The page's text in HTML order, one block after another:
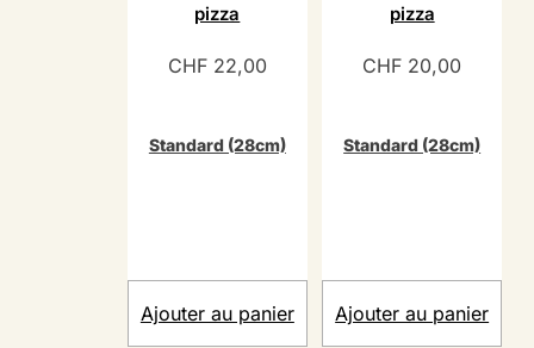
pizza
CHF22,00
Standard (28cm)
Ajouter au panier
pizza
CHF 20,00
Standard (28cm)
Ajouter au panier